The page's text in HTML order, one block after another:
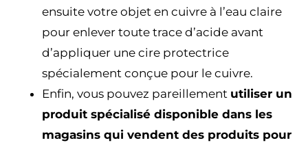
ensuite votre objet en cuivre à l’eau claire
pour enlever toute trace d’acide avant
d’appliquer une cire protectrice
spécialement conçue pour le cuivre.
Enfin, vous pouvez pareillement utiliser un
produit spécialisé disponible dans les
magasins qui vendent des produits pour